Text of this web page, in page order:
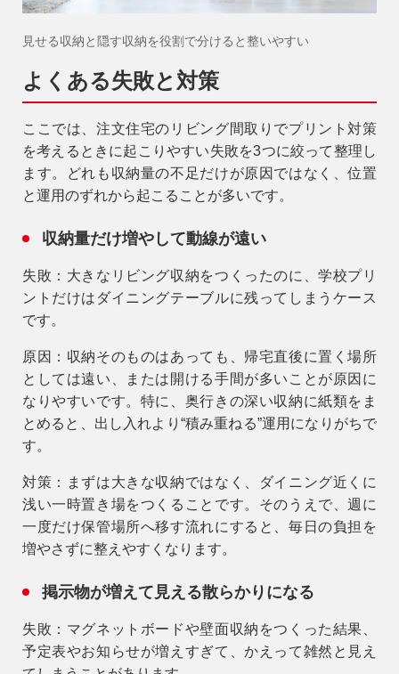
見せる収納と隠す収納を役割で分けると整いやすい
よくある失敗と対策
ここでは、注文住宅のリビング間取りでプリント対策
を考えるときに起こりやすい失敗を3つに絞って整理し
ます。どれも収納量の不足だけが原因ではなく、位置
と運用のずれから起こることが多いです。
収納量だけ増やして動線が遠い
失敗： 大きなリビング収納をつくったのに、学校プリ
ントだけはダイニングテーブルに残ってしまうケース
です。
原因： 収納そのものはあっても、帰宅直後に置く場所
としては遠い、または開ける手間が多いことが原因に
なりやすいです。特に、奥行きの深い収納に紙類をま
とめると、出し入れより“積み重ねる”運用になりがちで
す。
対策：
まずは大きな収納ではなく、ダイニング近くに
浅い一時置き場をつくることです。そのうえで、週に
一度だけ保管場所へ移す流れにすると、毎日の負担を
増やさずに整えやすくなります。
掲示物が増えて見える散らかりになる
失敗： マグネットボードや壁面収納をつくった結果、
予定表やお知らせが増えすぎて、かえって雑然と見え